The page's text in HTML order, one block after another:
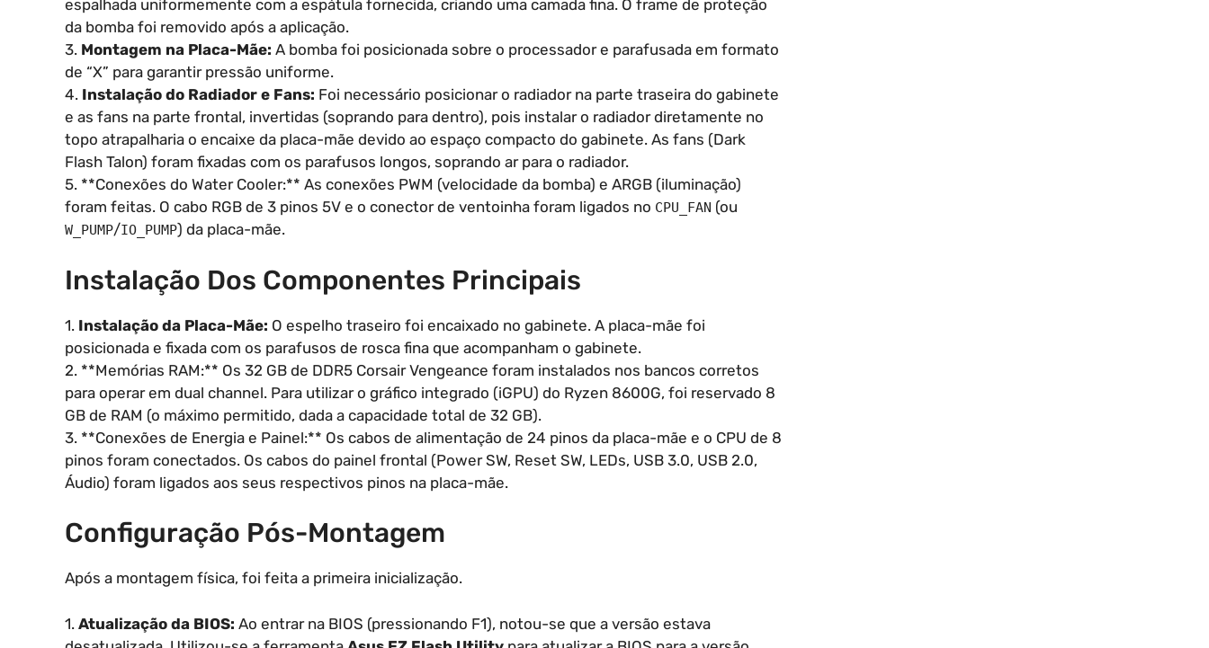
espalhada uniformemente com a espátula fornecida, criando uma camada fina. O frame de proteção
da bomba foi removido após a aplicação.
3. Montagem na Placa-Mãe: A bomba foi posicionada sobre o processador e parafusada em formato
de “X” para garantir pressão uniforme.
4. Instalação do Radiador e Fans: Foi necessário posicionar o radiador na parte traseira do gabinete
e as fans na parte frontal, invertidas (soprando para dentro), pois instalar o radiador diretamente no
topo atrapalharia o encaixe da placa-mãe devido ao espaço compacto do gabinete. As fans (Dark
Flash Talon) foram fixadas com os parafusos longos, soprando ar para o radiador.
5. **Conexões do Water Cooler:** As conexões PWM (velocidade da bomba) e ARGB (iluminação)
foram feitas. O cabo RGB de 3 pinos 5V e o conector de ventoinha foram ligados no CPU_FAN (ou
W_PUMP/IO_PUMP) da placa-mãe.
Instalação Dos Componentes Principais
1. Instalação da Placa-Mãe: O espelho traseiro foi encaixado no gabinete. A placa-mãe foi
posicionada e fixada com os parafusos de rosca fina que acompanham o gabinete.
2. **Memórias RAM:** Os 32 GB de DDR5 Corsair Vengeance foram instalados nos bancos corretos
para operar em dual channel. Para utilizar o gráfico integrado (iGPU) do Ryzen 8600G, foi reservado 8
GB de RAM (o máximo permitido, dada a capacidade total de 32 GB).
3. **Conexões de Energia e Painel:** Os cabos de alimentação de 24 pinos da placa-mãe e o CPU de 8
pinos foram conectados. Os cabos do painel frontal (Power SW, Reset SW, LEDs, USB 3.0, USB 2.0,
Áudio) foram ligados aos seus respectivos pinos na placa-mãe.
Configuração Pós-Montagem
Após a montagem física, foi feita a primeira inicialização.
1. Atualização da BIOS: Ao entrar na BIOS (pressionando F1), notou-se que a versão estava